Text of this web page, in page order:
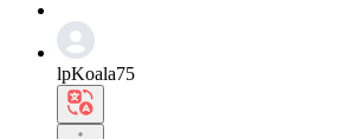
lpKoala75